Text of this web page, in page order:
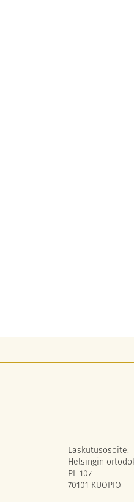
Laskutusosoite:
Helsingin
PL 107
70101 KUOPIO